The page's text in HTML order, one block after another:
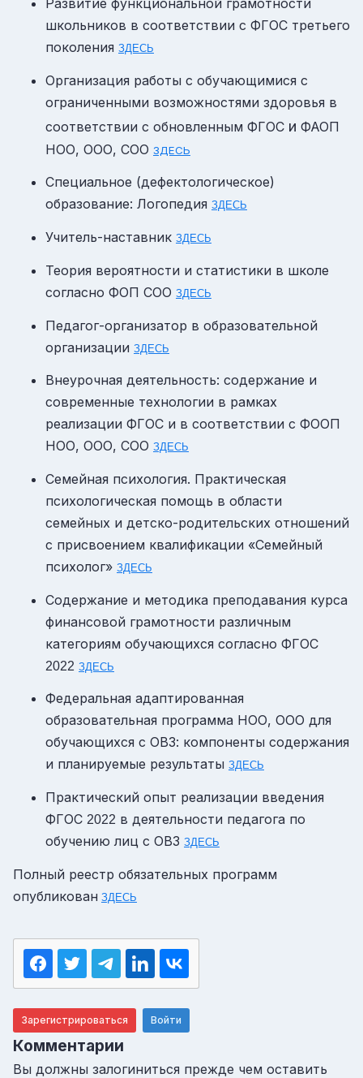
Развитие функциональной грамотности
школьников в соответствии с ФГОС третьего
поколения ЗДЕСЬ
Организация работы с обучающимися с
ограниченными возможностями здоровья в
соответствии с обновленным ФГОС и ФАОП
НОО, ООО, СОО ЗДЕСЬ
Специальное (дефектологическое)
образование: Логопедия ЗДЕСЬ
Учитель-наставник ЗДЕСЬ
Теория вероятности и статистики в школе
согласно ФОП СОО ЗДЕСЬ
Педагог-организатор в образовательной
организации ЗДЕСЬ
Внеурочная деятельность: содержание и
современные технологии в рамках
реализации ФГОС и в соответствии с ФООП
НОО, ООО, СОО ЗДЕСЬ
Семейная психология. Практическая
психологическая помощь в области
семейных и детско-родительских отношений
с присвоением квалификации «Семейный
психолог» ЗДЕСЬ
Содержание и методика преподавания курса
финансовой грамотности различным
категориям обучающихся согласно ФГОС
2022 ЗДЕСЬ
Федеральная адаптированная
образовательная программа НОО, ООО для
обучающихся с ОВЗ: компоненты содержания
и планируемые результаты ЗДЕСЬ
Практический опыт реализации введения
ФГОС 2022 в деятельности педагога по
обучению лиц с ОВЗ ЗДЕСЬ
Полный реестр обязательных программ
опубликован ЗДЕСЬ
Зарегистрироваться Войти
Комментарии
Вы должны залогиниться прежде чем оставить